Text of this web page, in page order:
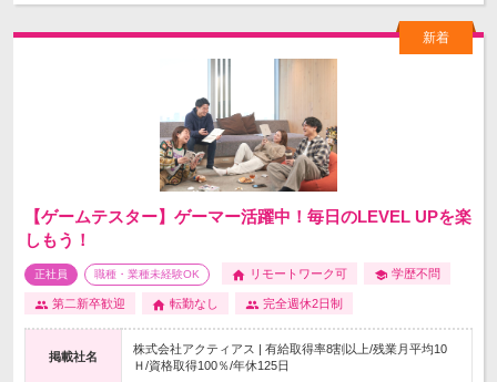
【ゲームテスター】ゲーマー活躍中！毎日のLEVEL UPを楽
しもう！
正社員 職種・業種未経験OK リモートワーク可 学歴不問
第二新卒歓迎 転勤なし 完全週休2日制
掲載社名
株式会社アクティアス | 有給取得率8割以上/残業月平均10
Ｈ/資格取得100％/年休125日